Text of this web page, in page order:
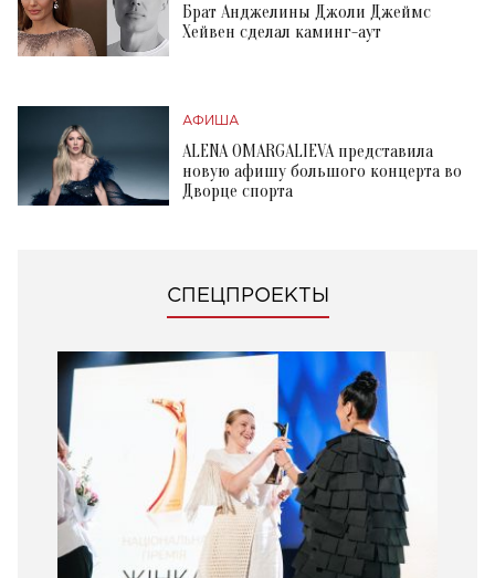
Брат Анджелины Джоли Джеймс
Хейвен сделал каминг-аут
АФИША
ALENA OMARGALIEVA представила
новую афишу большого концерта во
Дворце спорта
СПЕЦПРОЕКТЫ